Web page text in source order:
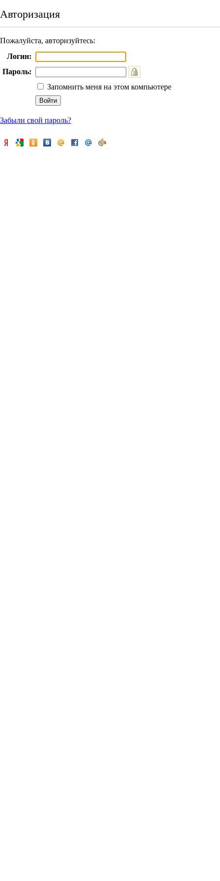
Авторизация
Пожалуйста, авторизуйтесь:
Логин:
Пароль:
Запомнить меня на этом компьютере
Забыли свой пароль?